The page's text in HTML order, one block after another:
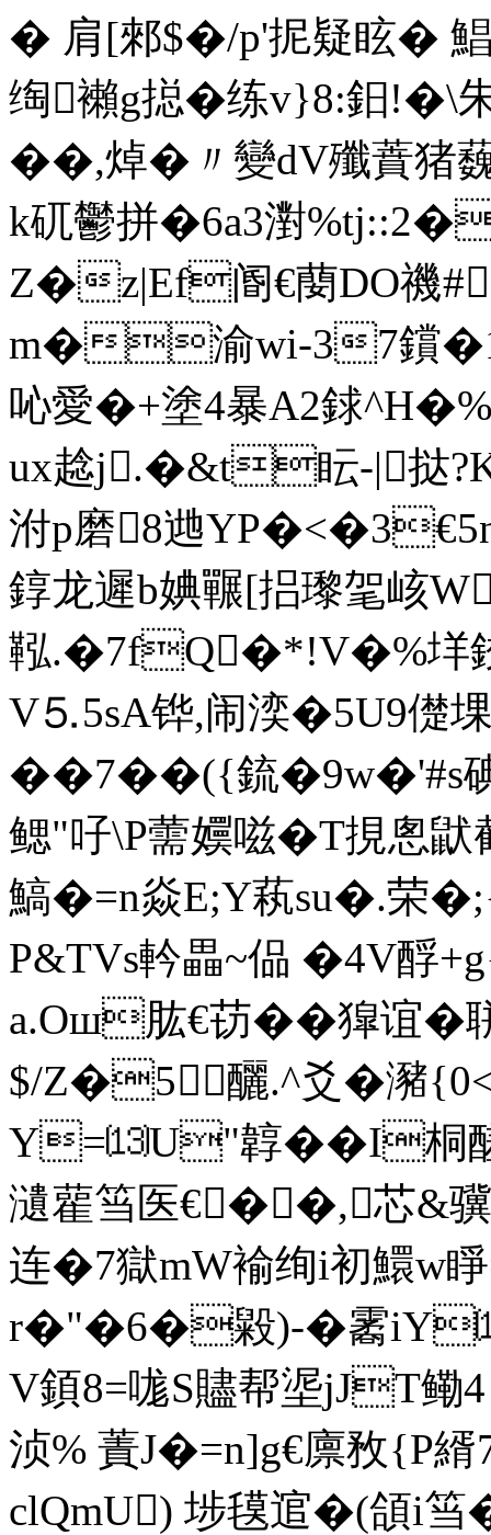
� 肩[郲$�/p'抳疑眩� 鯧
绹襰g搃�练v}8:鈤!�\
��,焯�〃變dV殲蕡猪
k矹鬱拼�6a3濧
Z�z|Ef阍€蔅DO禨#
m�渝wi-37鑜
吣愛�+塗4暴A2銶
ux趝j.�&t眃-|挞
泭p磨8逇
錞龙遲b婰囅[捛瓈毠峐
鞃.�7fQ�*!V�%垟鉸
V⒌5sA铧,闹湙�5U9儊堁
��7��({鋶�9w�'#s
鳃"吇\P薷嬽嗞�T挸
鰝�=n焱E;Y萟su�.荣
P&TVs軡畾~偘 �4V酻
a.Oш肱€苆��獔谊
$/Z�5釃.^爻� 瀦
Y=⒀U"韕��I桐
瀢雚筜医€��,芯&骥
连�7獄mW褕绚i初鱞
r�"�6�毇)-�霱
V顉8=哤S贐帮埿jJT鳓
浈% 蔶J�=n]g€廪敄{P
clQmU) 埗氁逭�(頜i